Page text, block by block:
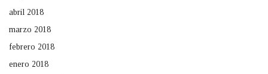
abril 2018
marzo 2018
febrero 2018
enero 2018